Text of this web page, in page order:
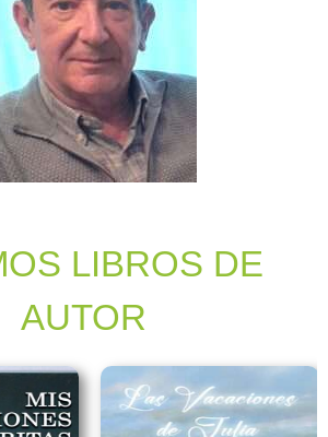
LIBROS DE
AUTOR